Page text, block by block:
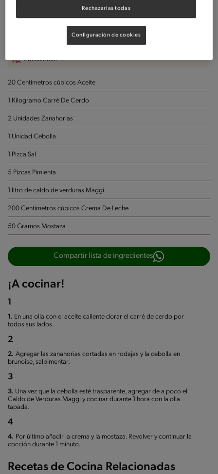
Sin crustáceos
Ingredientes
Porciones: 4
20 Centimetros cúbicos Aceite
1 Kilogramo Carré De Cerdo
2 Unidades Zanahorias
1 Unidad Cebolla
1 Pizca Sal
5 Pizcas Pimienta
1 litro de caldo de verduras Maggi
200 Centimetros cúbicos Crema De Leche
50 Gramos Mostaza
Compartir lista de ingredientes
¡A cocinar!
1
1. En una olla con el aceite caliente dorar el carré de cerdo por
todos sus lados.
2
2. Agregar las zanahorias cortadas en rodajas y la cebolla en
brunoise, salpimentar.
3
3. Una vez que la cebolla esté trasparente, agregar de a poco el
Caldo de Verduras Maggi y cocinar durante 1 hora con la olla
tapada.
4
4. Por último añadir la crema y la mostaza. Revolver y continuar la
cocción durante 1 minuto.
Recetas de Cocina Relacionadas
Rechazarlas todas
Configuración de cookies